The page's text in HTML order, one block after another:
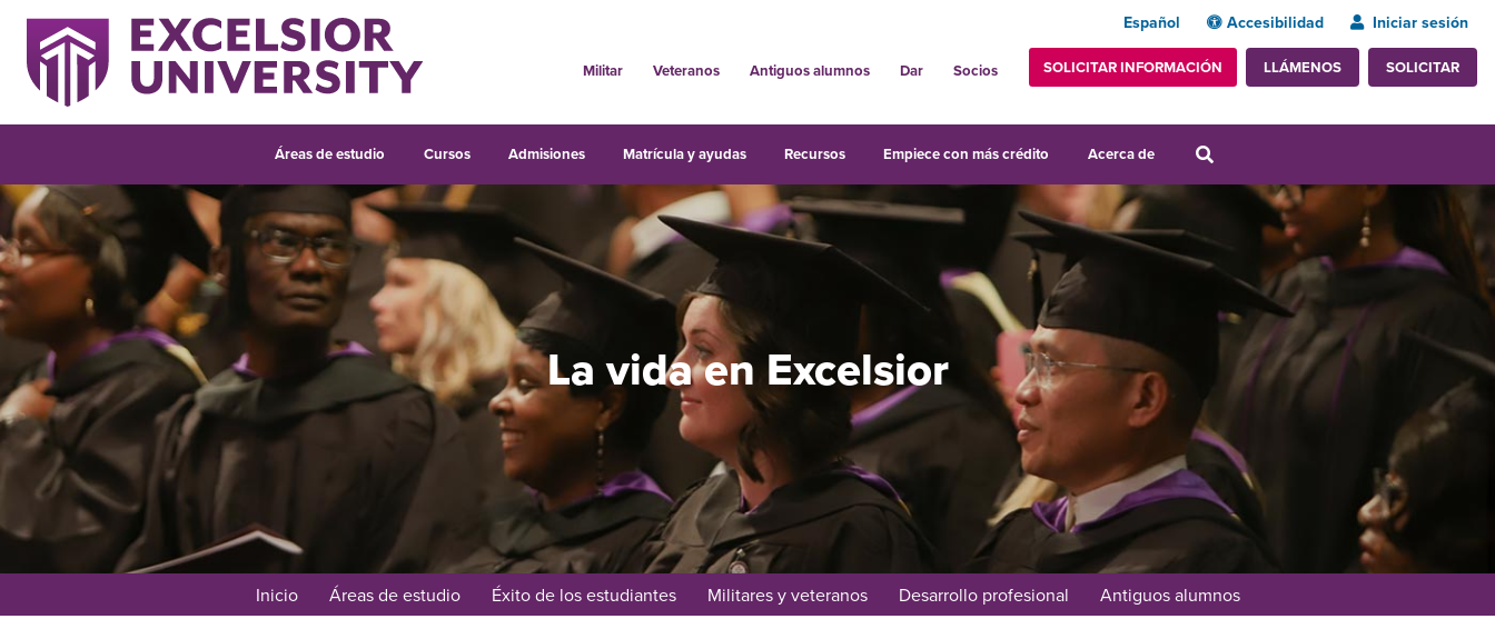
Español Accesibilidad Iniciar sesión
Militar Veteranos Antiguos alumnos Dar Socios SOLICITAR INFORMACIÓN LLÁMENOS SOLICITAR
Áreas de estudio Cursos Admisiones Matrícula y ayudas Recursos Empiece con más crédito Acerca de
La vida en Excelsior
Inicio Áreas de estudio Éxito de los estudiantes Militares y veteranos Desarrollo profesional Antiguos alumnos